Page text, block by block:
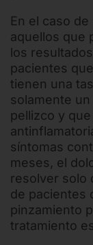
En el caso
aquellos que
los
pacientes
tienen una
solamente
pellizco y
síntomas
meses, el
resolver solo
de pacientes
pinzamiento
tratamiento